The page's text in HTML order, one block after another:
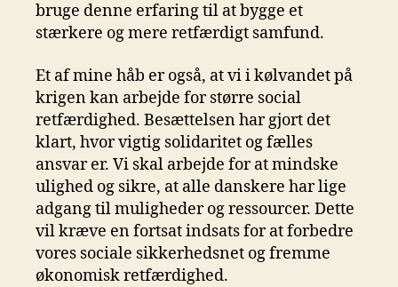
bruge denne erfaring til at bygge et
stærkere og mere retfærdigt samfund.
Et af mine håb er også, at vi i kølvandet på
krigen kan arbejde for større social
retfærdighed. Besættelsen har gjort det
klart, hvor vigtig solidaritet og fælles
ansvar er. Vi skal arbejde for at mindske
ulighed og sikre, at alle danskere har lige
adgang til muligheder og ressourcer. Dette
vil kræve en fortsat indsats for at forbedre
vores sociale sikkerhedsnet og fremme
økonomisk retfærdighed.